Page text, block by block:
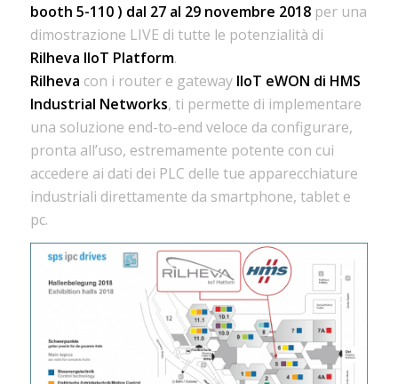
booth 5-110 ) dal 27 al 29 novembre 2018per una
dimostrazione LIVE di tutte le potenzialità di
Rilheva IIoT Platform.
Rilheva con i router e gatewayIIoT eWON di HMS
Industrial Networks, ti permette di implementare
una soluzione end-to-end veloce da configurare,
pronta all’uso, estremamente potente con cui
accedere ai dati dei PLC delle tue apparecchiature
industriali direttamente da smartphone, tablet e
pc.